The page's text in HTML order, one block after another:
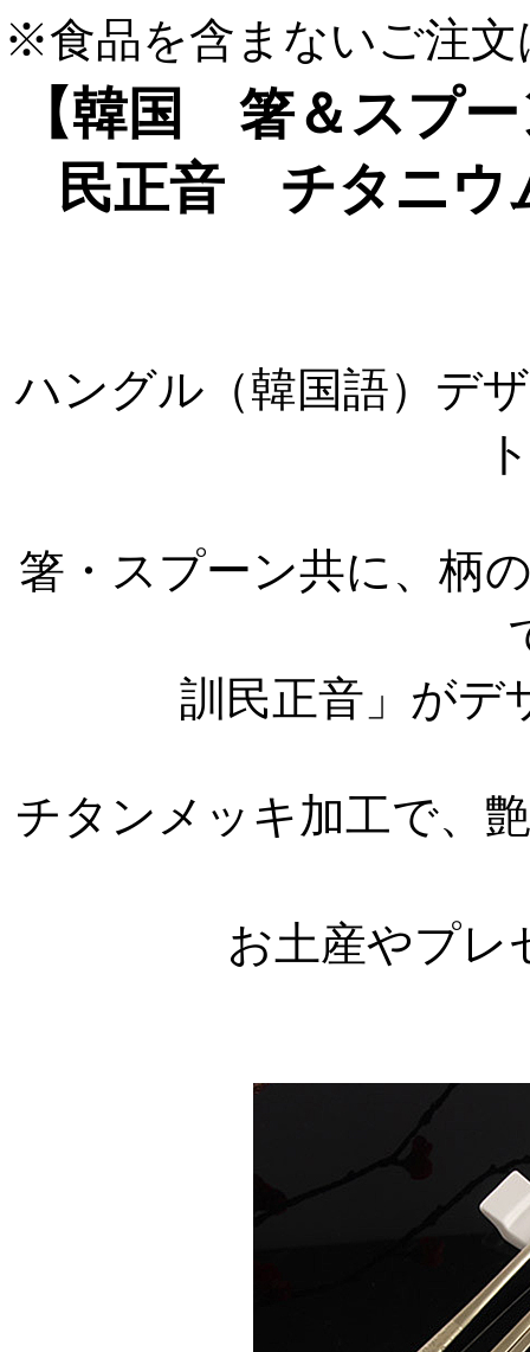
※食品を含まないご注文
【韓国 箸＆スプ
民正音 チタニ
ハングル（韓国語）デ
箸・スプーン共に、柄
訓民正音」がデ
チタンメッキ加工で、
お土産やプレ